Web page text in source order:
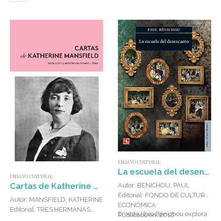
ENSAYO CULTURAL
Cartas de Katherine Mansfield (1900-1923)
Autor: MANSFIELD, KATHERINE
Editorial: TRES HERMANAS
ENSAYO CULTURAL
La escuela del desencanto
Autor: BENICHOU, PAUL
Editorial: FONDO DE CULTURA
ECONÓMICA
Publicado en: 2018
En este libro Bénichou explora